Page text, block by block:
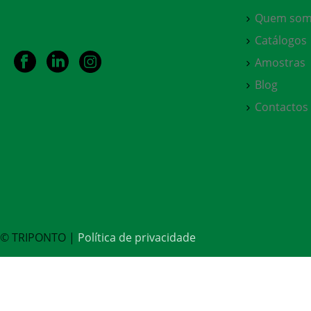
Quem
Catálogos
Amostras
Blog
Contactos
© TRIPONTO | Política de privacidade